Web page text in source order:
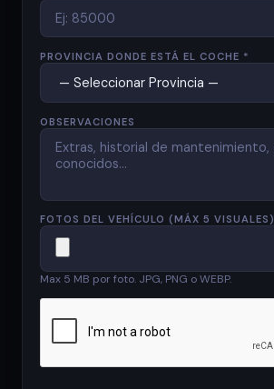
PROVINCIA DONDE ESTÁ EL COCHE *
OBSERVACIONES
FOTOS DEL VEHÍCULO (MÁX 5 VISUALES)
Max 5 MB por foto. JPG, PNG o WEBP.